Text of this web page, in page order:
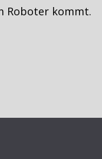
Roboter kommt.